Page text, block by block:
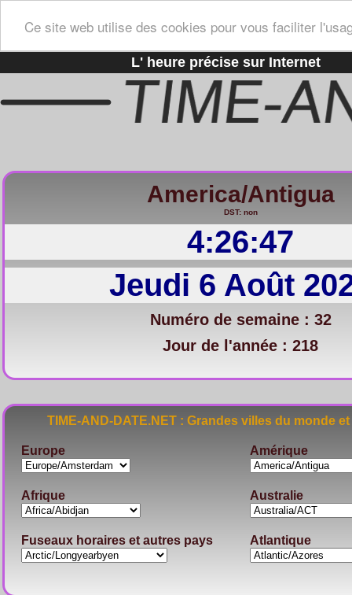
Ce site web utilise des cookies pour vous faciliter
L' heure précise sur Internet
America/Antigua
DST: non
4:26:48
Jeudi 6 Août
Numéro de semaine : 32
Jour de l'année : 218
TIME-AND-DATE.NET : Grandes villes du
Europe Amérique
Afrique Australie
Fuseaux horaires et autres pays Atlantique